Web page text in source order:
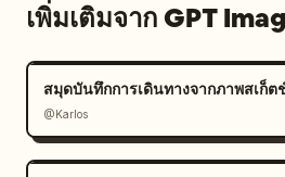
เพิ่มเติมจาก GPT
สมุดบันทึกการเดินทางจากภาพสเก็ต
@Karlos